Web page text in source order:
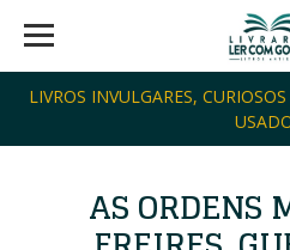
LIVROS INVULGARES,
AS ORDENS